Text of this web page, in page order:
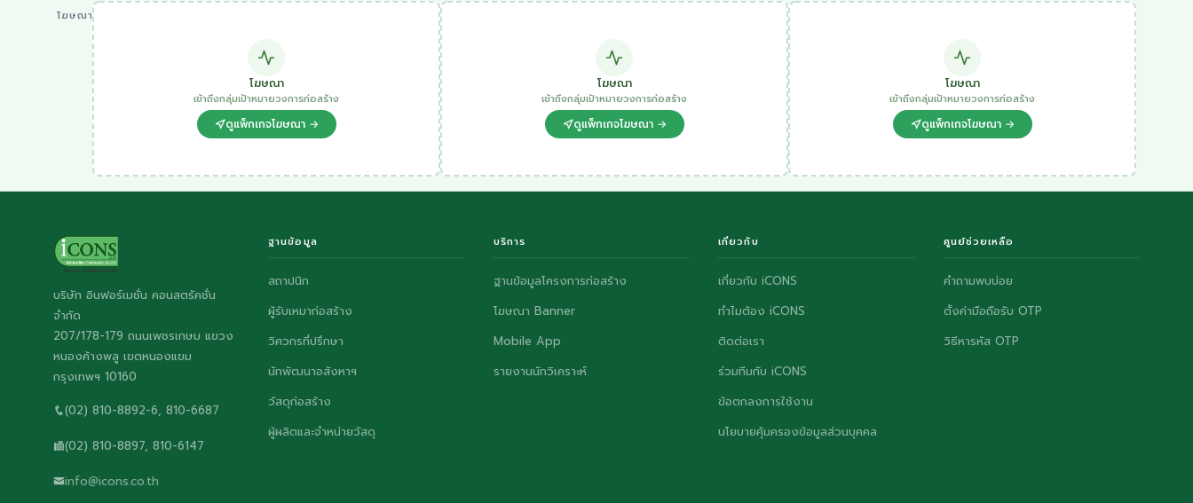
โฆษณา
โฆษณา
เข้าถึงกลุ่มเป้าหมายวงการก่อสร้าง
ดูแพ็กเกจโฆษณา →
โฆษณา
เข้าถึงกลุ่มเป้าหมายวงการก่อสร้าง
ดูแพ็กเกจโฆษณา →
โฆษณา
เข้าถึงกลุ่มเป้าหมายวงการก่อสร้าง
ดูแพ็กเกจโฆษณา →
บริษัท อินฟอร์เมชั่น คอนสตรัคชั่น
จำกัด
207/178-179 ถนนเพชรเกษม แขวง
หนองค้างพลู เขตหนองแขม
กรุงเทพฯ 10160
(02) 810-8892-6, 810-6687
(02) 810-8897, 810-6147
info@icons.co.th
ฐานข้อมูล
สถาปนิก
ผู้รับเหมาก่อสร้าง
วิศวกรที่ปรึกษา
นักพัฒนาอสังหาฯ
วัสดุก่อสร้าง
ผู้ผลิตและจำหน่ายวัสดุ
บริการ
ฐานข้อมูลโครงการก่อสร้าง
โฆษณา Banner
Mobile App
รายงานนักวิเคราะห์
เกี่ยวกับ
เกี่ยวกับ iCONS
ทำไมต้อง iCONS
ติดต่อเรา
ร่วมทีมกับ iCONS
ข้อตกลงการใช้งาน
นโยบายคุ้มครองข้อมูลส่วนบุคคล
ศูนย์ช่วยเหลือ
คำถามพบบ่อย
ตั้งค่ามือถือรับ OTP
วิธีหารหัส OTP